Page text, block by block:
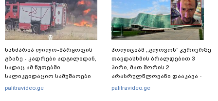
ხანძარია ლილო-მარყოფის
გზაზე - კადრები ადგილიდან,
სადაც ამ წუთებში
სალიკვიდაციო სამუშაოები
მიმდინარეობს
palitravideo.ge
პოლიციამ ,,გლოვოს” კურიერზე
თავდასხმის ბრალდებით 3
პირი, მათ შორის 2
არასრულწლოვანი დააკავა -
შსს ინფორმაციას ავრცელებს
palitravideo.ge